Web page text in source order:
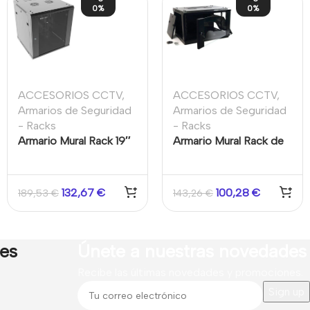
0%
ACCESORIOS CCTV,
Armarios de Seguridad
- Racks
Armario Mural Rack 19″
Hikvision
189,53€ 132,67 €
0%
ACCESORIOS CCTV,
Armarios de Seguridad
- Racks
Armario Mural Rack de
Medidas 60 x 60
143,26€ 100,28 €